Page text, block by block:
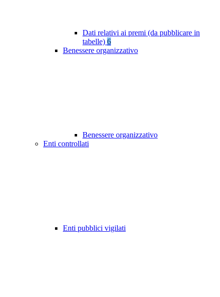
Dati relativi ai premi (da pubblicare in
tabelle) 6
Benessere organizzativo
Benessere organizzativo
Enti controllati
Enti pubblici vigilati